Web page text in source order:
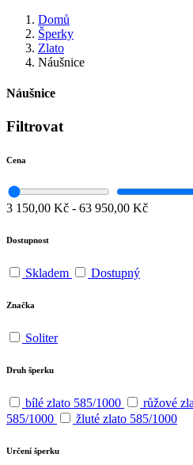
Domů
Šperky
Zlato
Náušnice
Náušnice
Filtrovat
Cena
3 150,00 Kč - 63 950,00 Kč
Dostupnost
Skladem Dostupný
Značka
Soliter
Druh šperku
bílé zlato 585/1000 růžové
585/1000
žluté zlato 585/1000
Určení šperku